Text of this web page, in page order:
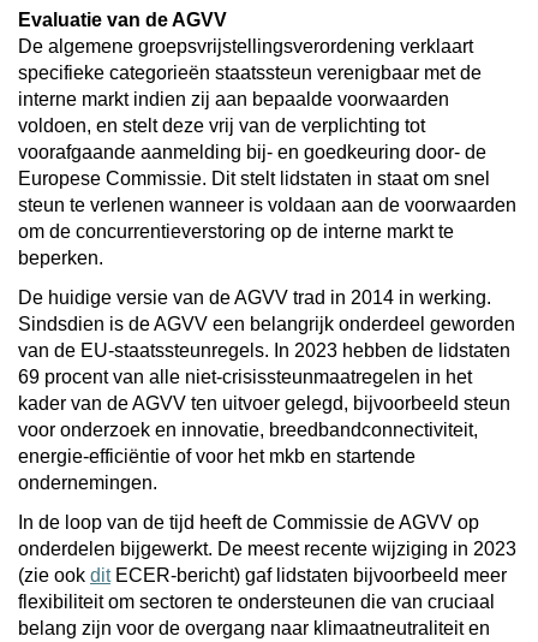
Evaluatie van de AGVV
De algemene groepsvrijstellingsverordening verklaart
specifieke categorieën staatssteun verenigbaar met de
interne markt indien zij aan bepaalde voorwaarden
voldoen, en stelt deze vrij van de verplichting tot
voorafgaande aanmelding bij- en goedkeuring door- de
Europese Commissie. Dit stelt lidstaten in staat om snel
steun te verlenen wanneer is voldaan aan de voorwaarden
om de concurrentieverstoring op de interne markt te
beperken.
De huidige versie van de AGVV trad in 2014 in werking.
Sindsdien is de AGVV een belangrijk onderdeel geworden
van de EU-staatssteunregels. In 2023 hebben de lidstaten
69 procent van alle niet-crisissteunmaatregelen in het
kader van de AGVV ten uitvoer gelegd, bijvoorbeeld steun
voor onderzoek en innovatie, breedbandconnectiviteit,
energie-efficiëntie of voor het mkb en startende
ondernemingen.
In de loop van de tijd heeft de Commissie de AGVV op
onderdelen bijgewerkt. De meest recente wijziging in 2023
(zie ook ditECER-bericht) gaf lidstaten bijvoorbeeld meer
flexibiliteit om sectoren te ondersteunen die van cruciaal
belang zijn voor de overgang naar klimaatneutraliteit en